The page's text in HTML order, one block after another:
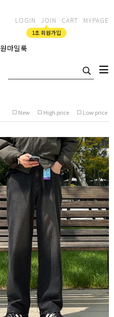
LOGIN JOIN
1초 회원가입
CART MYPAGE
원마일룩
New High price Low price